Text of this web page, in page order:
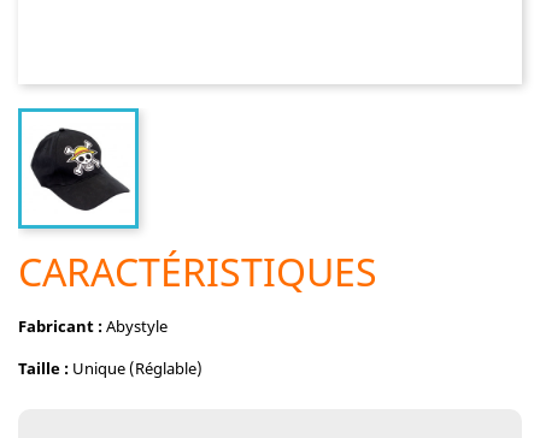
CARACTÉRISTIQUES
Fabricant :Abystyle
Taille : Unique (Réglable)